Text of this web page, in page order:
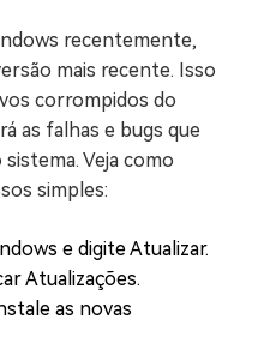
recentemente,
mais recente. Isso
corrompidos do
as falhas e bugs que
Veja como
simples:
e digite Atualizar.
Atualizações.
as novas